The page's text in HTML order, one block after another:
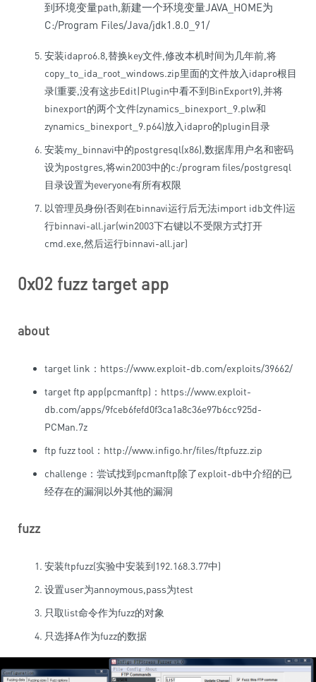
到环境变量path,新建一个环境变量JAVA_HOME为
C:/Program Files/Java/jdk1.8.0_91/
安装idapro6.8,替换key文件,修改本机时间为几年前,将
copy_to_ida_root_windows.zip里面的文件放入idapro根目
录(重要,没有这步Edit|Plugin中看不到BinExport9),并将
binexport的两个文件(zynamics_binexport_9.plw和
zynamics_binexport_9.p64)放入idapro的plugin目录
安装my_binnavi中的postgresql(x86),数据库用户名和密码
设为postgres,将win2003中的c:/program files/postgresql
目录设置为everyone有所有权限
以管理员身份(否则在binnavi运行后无法import idb文件)运
行binnavi-all.jar(win2003下右键以不受限方式打开
cmd.exe,然后运行binnavi-all.jar)
0x02 fuzz target app
about
target link： https://www.exploit-db.com/exploits/39662/
target ftp app(pcmanftp)： https://www.exploit-
db.com/apps/9fceb6fefd0f3ca1a8c36e97b6cc925d-
PCMan.7z
ftp fuzz tool： http://www.infigo.hr/files/ftpfuzz.zip
challenge：尝试找到pcmanftp除了exploit-db中介绍的已
经存在的漏洞以外其他的漏洞
fuzz
安装ftpfuzz(实验中安装到192.168.3.77中)
设置user为annoymous,pass为test
只取list命令作为fuzz的对象
只选择A作为fuzz的数据